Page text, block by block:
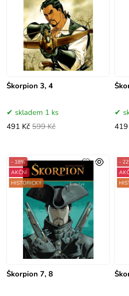
Škorpion 3, 4
skladem 1 ks
491 Kč 599 Kč
419
Škorpion 7, 8
- 18%
AKČNÍ
HISTORICKÝ
-